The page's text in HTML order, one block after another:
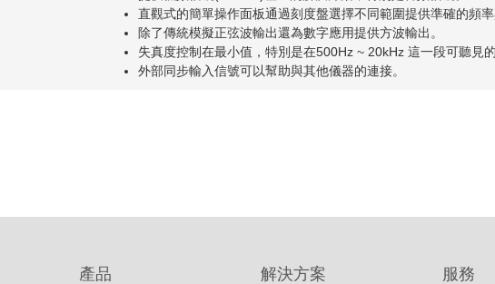
直觀式的簡單操作面板通過刻度盤選擇不同範圍提供準確的頻率
除了傳統模擬正弦波輸出還為數字應用提供方波輸出。
失真度控制在最小值，特別是在500Hz ~ 20kHz 這一段可聽見
外部同步輸入信號可以幫助與其他儀器的連接。
產品 解決方案 服務